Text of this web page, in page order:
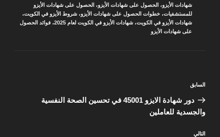
شهادات الأيزو، الحصول على شهادات الأيزو، الحصول على شهادات الأيزو
للمستشفيات،خطوات الحصول على شهادات الأيزو،شروط الأيزو في الكويت،
شهادات الأيزو في الكويت،شهادات الأيزو في الكويت لعام 2025 ،فوائد الحصول
على شهادات الأيزو
المقالة
السابقة
السابق
دور شهادة الايزو 45001 في تحسين الصحة النفسية
والجسدية للعاملين
المقالة
التالي